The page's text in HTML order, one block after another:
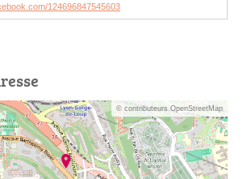
124696847545603
© contributeurs OpenStreetMap